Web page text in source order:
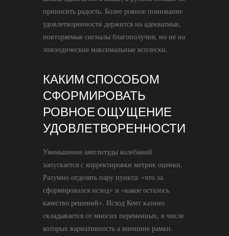
приносить радость. Более ровное понимание
удовлетворенности держится на адекватные,
повторяемые сигналы благополучия, но не на
эпизодические максимальные всплески.
КАКИМ СПОСОБОМ
СФОРМИРОВАТЬ
РОВНОЕ ОЩУЩЕНИЕ
УДОВЛЕТВОРЕННОСТИ
Уменьшение амплитуды колебаний
запускается с корректировки метрик оценки.
Разумно отделять пару пункта: «что за
сформировался исход» и «какое осталось
качество решений». Исход Кент казино
складывается от многих переменных, в числе
которых вариативность а внешние рамки.